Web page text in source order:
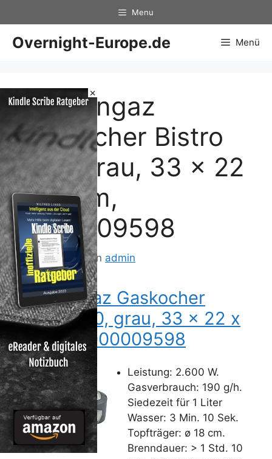
×
Inhalt
springen
Menu
Overnight-Europe.de Menü
Campingaz
Gaskocher Bistro
300, grau, 33 x 22
x 12 cm,
2000009598
22. Mai 2013 von admin
Campingaz Gaskocher
Bistro 300, grau, 33 x 22 x
12 cm, 2000009598
Leistung: 2.600 W.
Gasverbrauch: 190 g/h.
Siedezeit für 1 Liter
Wasser: 3 Min. 10 Sek.
Topfträger: ø 18 cm.
Brenndauer: > 1 Std. 10